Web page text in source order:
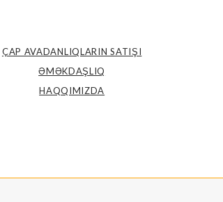
ÇAP AVADANLIQLARIN SATIŞI
ƏMƏKDAŞLIQ
HAQQIMIZDA